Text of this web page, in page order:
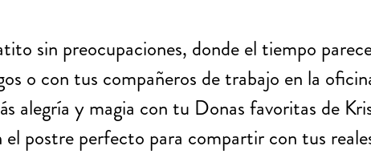
sin preocupaciones, donde el tiempo
o con tus compañeros de trabajo en la
alegría y magia con tu Donas favoritas de
postre perfecto para compartir con tus